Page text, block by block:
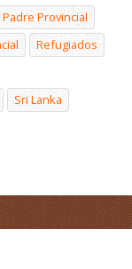
Padre Provincial
Refugiados
Sri Lanka